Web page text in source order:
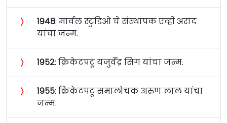
〉 १९४८: मार्वल स्टुडिओ चे संस्थापक एव्ही अराद
यांचा जन्म.
〉 १९५२: क्रिकेटपटू यजुर्वेंद्र सिंग यांचा जन्म.
〉 १९५५: क्रिकेटपटू समालोचक अरुण लाल यांचा
जन्म.